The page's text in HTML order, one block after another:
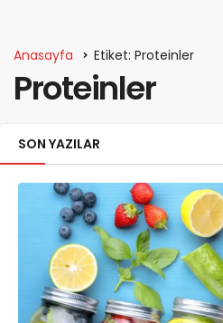
Anasayfa Etiket: Proteinler
Proteinler
SON YAZILAR